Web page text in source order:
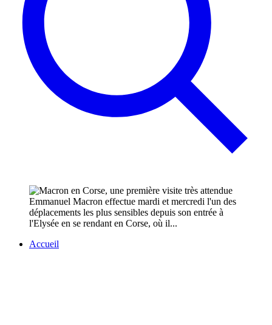
Emmanuel Macron effectue mardi et mercredi l'un des
déplacements les plus sensibles depuis son entrée à
l'Elysée en se rendant en Corse, où il...
Accueil